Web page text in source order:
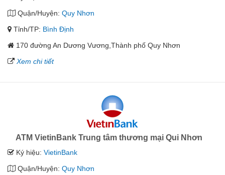
Quận/Huyện: Quy Nhơn
Tỉnh/TP: Bình Định
170 đường An Dương Vương,Thành phố Quy Nhơn
Xem chi tiết
ATM VietinBank Trung tâm thương mại Qui Nhơn
Ký hiệu: VietinBank
Quận/Huyện: Quy Nhơn